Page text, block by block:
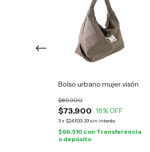
Bolso urbano mujer visón
$73.900
$89.900
18% OFF
3x $24.633,33 sin interés
$66.510 con Transferencia
o depósito